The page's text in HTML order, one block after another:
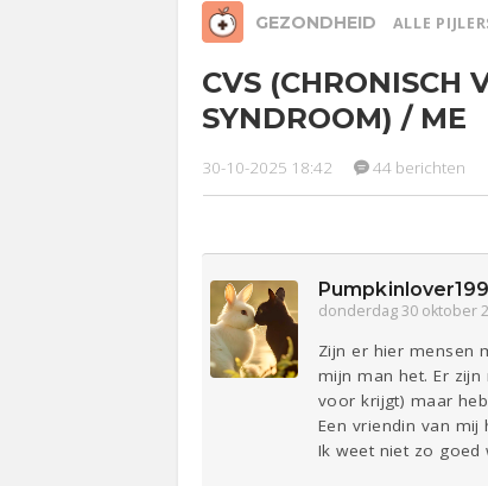
GEZONDHEID ALLE
Studie
Entertainment Lijf &
CVS (CHRONISCH
SYNDROOM) / ME
30-10-2025 18:42 44 berichten
donderdag 30 oktober
Zijn er hier mensen
mijn man het. Er
voor krijgt) maar
Een vriendin van
Ik weet niet zo goed